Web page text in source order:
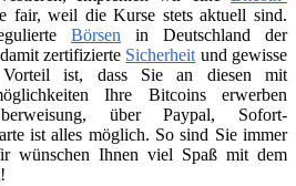
fair, weil die Kurse stets aktuell sind.
Börsen in Deutschland der
zertifizierte Sicherheit und gewisse
ist, dass Sie an diesen mit
Ihre Bitcoins erwerben
über Paypal, Sofort-
ist alles möglich. So sind Sie immer
wünschen Ihnen viel Spaß mit dem